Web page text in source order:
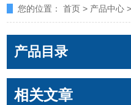
您的位置： 首页 > 产品中心
产品目录
相关文章